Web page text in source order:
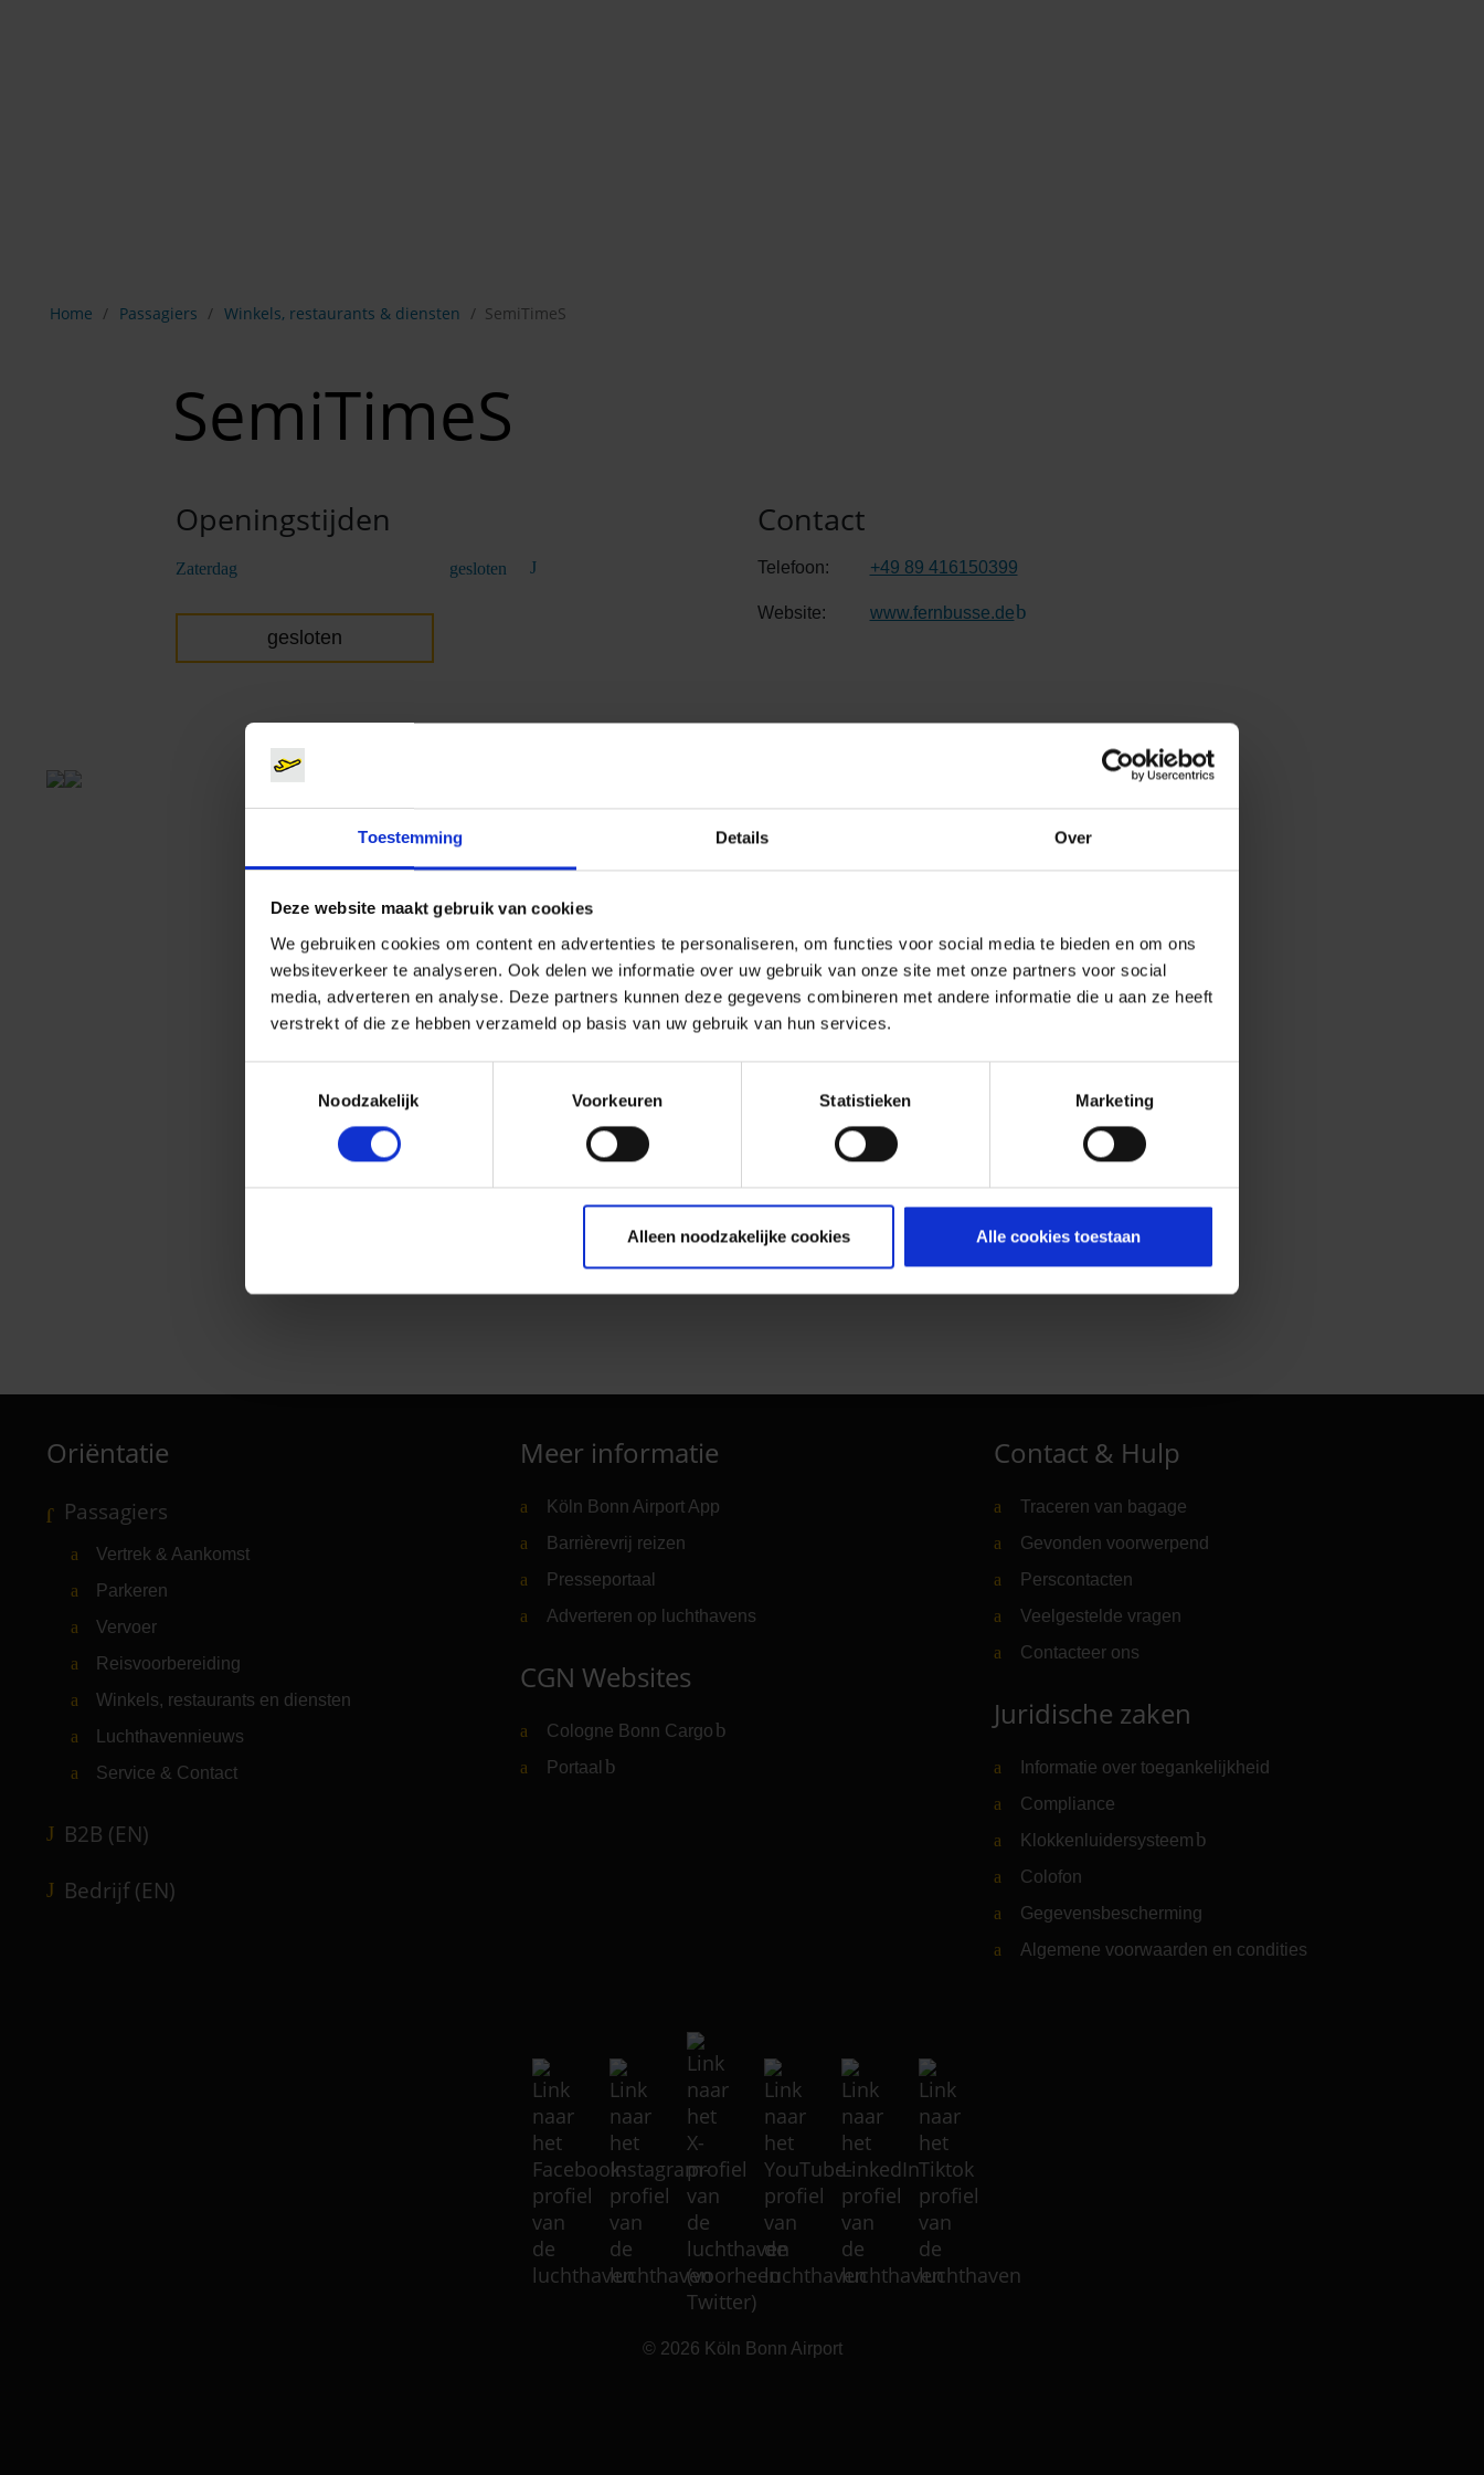
Toestemming Details Over
Deze website maakt gebruik van cookies
We gebruiken cookies om content en advertenties te personaliseren, om functies voor social media te bieden en om ons
websiteverkeer te analyseren. Ook delen we informatie over uw gebruik van onze site met onze partners voor social
media, adverteren en analyse. Deze partners kunnen deze gegevens combineren met andere informatie die u aan ze heeft
verstrekt of die ze hebben verzameld op basis van uw gebruik van hun services.
Noodzakelijk
Voorkeuren Statistieken Marketing
Alleen noodzakelijke cookies Alle cookies toestaan
Home Passagiers Winkels, restaurants & diensten SemiTimeS
SemiTimeS
Openingstijden
Zaterdag gesloten
gesloten
Contact
Telefoon: +49 89 416150399
Website: www.fernbusse.de (Link naar externe website)
Oriëntatie
Passagiers
Vertrek & Aankomst
Parkeren
Vervoer
Reisvoorbereiding
Winkels, restaurants en diensten
Luchthavennieuws
Service & Contact
B2B (EN)
Bedrijf (EN)
Meer informatie
Köln Bonn Airport App
Barrièrevrij reizen
Presseportaal
Adverteren op luchthavens
CGN Websites
Cologne Bonn Cargo (Link naar externe website)
Portaal (Link naar externe website)
Contact & Hulp
Traceren van bagage
Gevonden voorwerpend
Perscontacten
Veelgestelde vragen
Contacteer ons
Juridische zaken
Informatie over toegankelijkheid
Compliance
Klokkenluidersysteem (Link naar externe website)
Colofon
Gegevensbescherming
Algemene voorwaarden en condities
© 2026 Köln Bonn Airport